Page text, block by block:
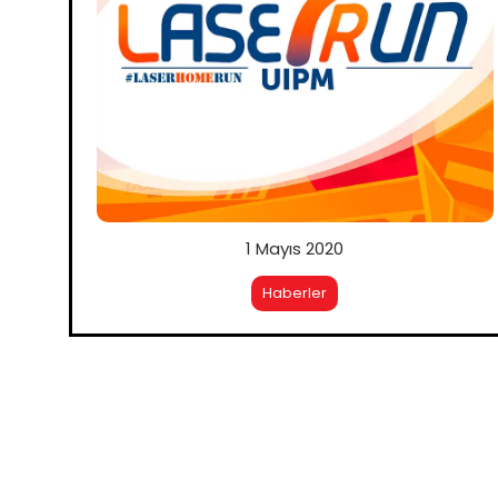
1 Mayıs 2020
Haberler